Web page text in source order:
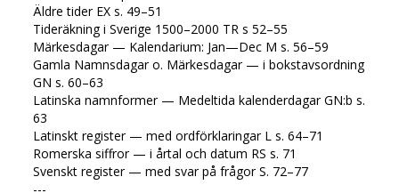
Äldre tider EX s. 49–51
Tideräkning i Sverige 1500–2000 TR s 52–55
Märkesdagar — Kalendarium: Jan—Dec M s. 56–59
Gamla Namnsdagar o. Märkesdagar — i bokstavsordning
GN s. 60–63
Latinska namnformer — Medeltida kalenderdagar GN:b s.
63
Latinskt register — med ordförklaringar L s. 64–71
Romerska siffror — i årtal och datum RS s. 71
Svenskt register — med svar på frågor S. 72–77
---